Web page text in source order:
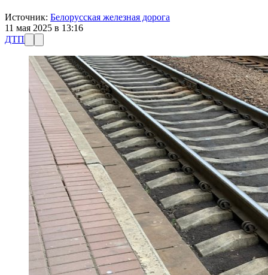
Источник: Белорусская железная дорога
11 мая 2025 в 13:16
ДТП